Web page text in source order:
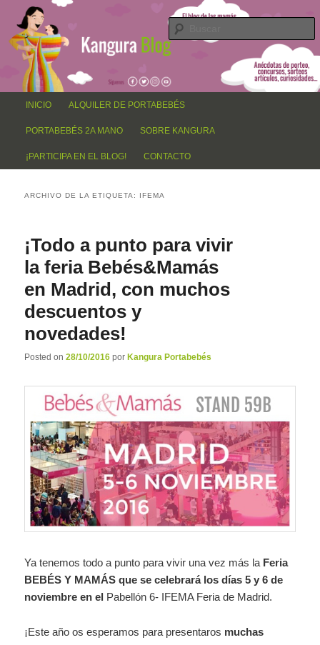
contenido
principal
contenido
secundario
Blog Kangura
El blog de los papás y mamás Kangur@, anécdotas de porteo, sorteos,
concursos, artículos, curiosidades…
INICIO ALQUILER DE PORTABEBÉS
PORTABEBÉS 2A MANO SOBRE KANGURA
¡PARTICIPA EN EL BLOG! CONTACTO
ARCHIVO DE LA ETIQUETA: IFEMA
¡Todo a punto para vivir
la feria Bebés&Mamás
en Madrid, con muchos
descuentos y
novedades!
Posted on28/10/2016 por Kangura Portabebés
Ya tenemos todo a punto para vivir una vez más la Feria
BEBÉS Y MAMÁS que se celebrará los días 5 y 6 de
noviembreen el Pabellón 6- IFEMA Feria de Madrid.
¡Este año os esperamos para presentaros muchas